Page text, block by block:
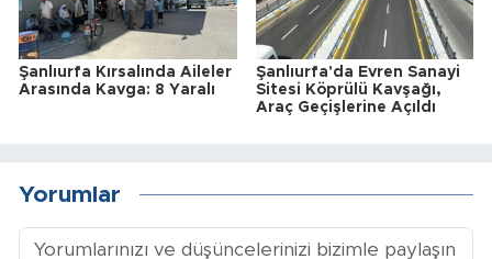
Şanlıurfa Kırsalında Aileler
Arasında Kavga: 8 Yaralı
Şanlıurfa'da Evren Sanayi
Sitesi Köprülü Kavşağı,
Araç Geçişlerine Açıldı
Yorumlar